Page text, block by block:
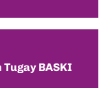
Tugay BASKI